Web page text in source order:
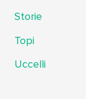
Storie
Topi
Uccelli